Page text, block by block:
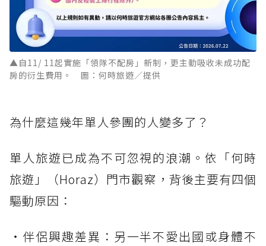
▲自11/ 11起實施「領隊不配房」新制，更主動吸收未成功配
房的衍生費用。 圖：何時旅遊／提供
為什麼這幾年單人參團的人變多了？
單人旅遊已成為不可忽視的浪潮。依「何時
旅遊」（Horaz）門市觀察，背後主要有四個
驅動原因：
・伴侶興趣差異：另一半不愛出國或身體不